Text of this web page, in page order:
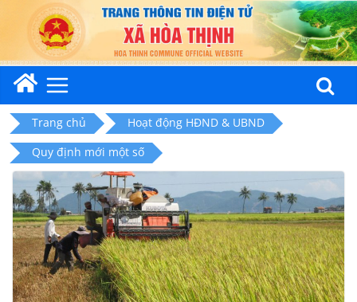
content
Trang chủ
Hoạt động HĐND & UBND
Quy định mới một số